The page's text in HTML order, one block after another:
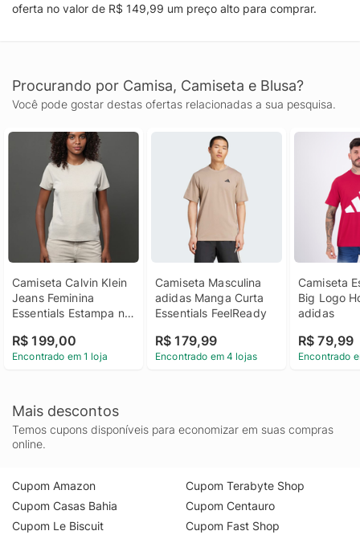
oferta no valor de R$ 149,99 um preço alto para comprar.
Procurando por Camisa, Camiseta e Blusa?
Você pode gostar destas ofertas relacionadas a sua pesquisa.
Camiseta Calvin Klein
Jeans Feminina
Essentials Estampa na
Camiseta Calvin Klein
Jeans Feminina
R$ 199,00
Encontrado em 1 loja
Camiseta Masculina
adidas Manga Curta
Essentials FeelReady
R$ 179,99
Encontrado em 4 lojas
Camiseta
Big Logo
adidas
R$ 79,99
Encontrado
Mais descontos
Temos cupons disponíveis para economizar em suas compras
online.
Cupom Amazon
Cupom Casas Bahia
Cupom Le Biscuit
Cupom Terabyte Shop
Cupom Centauro
Cupom Fast Shop